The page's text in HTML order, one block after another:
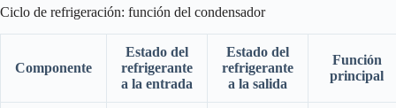
Ciclo de refrigeración: función del condensador
Componente
Estado del
refrigerante
a la entrada
Estado del
refrigerante
a la salida
Función
principal